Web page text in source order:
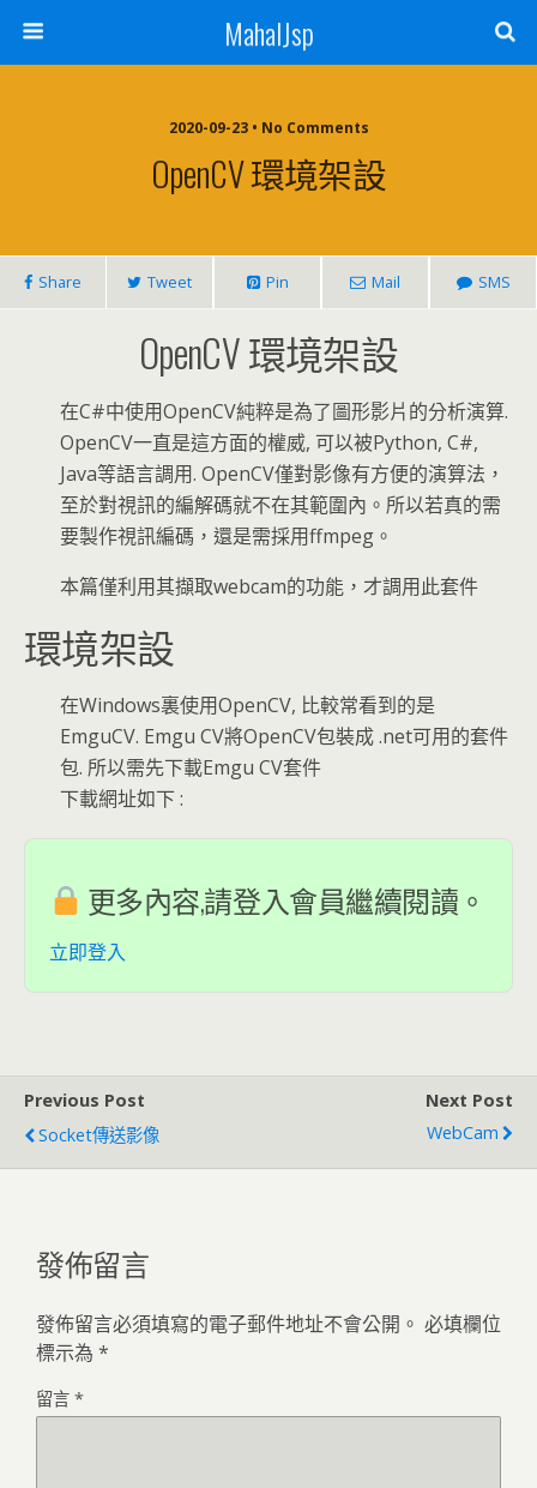
MahalJsp
2020-09-23 • No Comments
OpenCV 環境架設
Share Tweet Pin Mail SMS
OpenCV 環境架設
在C#中使用OpenCV純粹是為了圖形影片的分析演算.
OpenCV一直是這方面的權威, 可以被Python, C#,
Java等語言調用. OpenCV僅對影像有方便的演算法，
至於對視訊的編解碼就不在其範圍內。所以若真的需
要製作視訊編碼，還是需採用ffmpeg。
本篇僅利用其擷取webcam的功能，才調用此套件
環境架設
在Windows裏使用OpenCV, 比較常看到的是
EmguCV. Emgu CV將OpenCV包裝成 .net可用的套件
包. 所以需先下載Emgu CV套件
下載網址如下 :
更多內容,請登入會員繼續閱讀。
立即登入
Previous Post
Socket傳送影像
Next Post
WebCam
發佈留言
發佈留言必須填寫的電子郵件地址不會公開。 必填欄位
標示為 *
留言 *